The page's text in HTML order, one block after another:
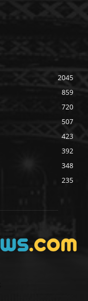
2045
859
720
507
423
392
348
235